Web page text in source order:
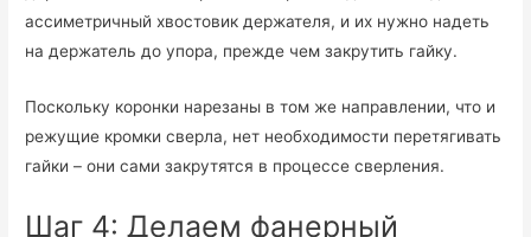
ассиметричный хвостовик держателя, и их нужно надеть
на держатель до упора, прежде чем закрутить гайку.
Поскольку коронки нарезаны в том же направлении, что и
режущие кромки сверла, нет необходимости перетягивать
гайки – они сами закрутятся в процессе сверления.
Шаг 4: Делаем фанерный